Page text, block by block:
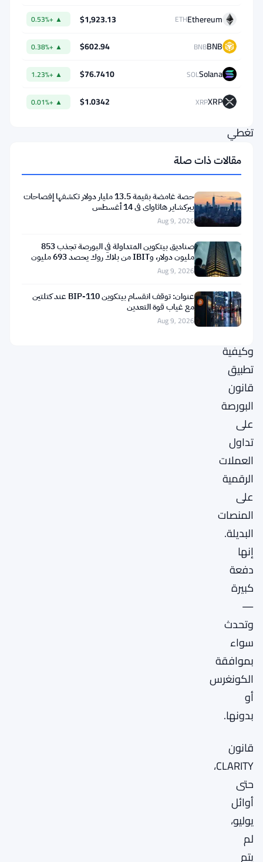
جدول
أعمال
الوكالة
لعام
2026،
تغطي
الأصول
الرقمية،
وما
يجب
على
الوسطاء
الماليين
القيام
وكيفية
تطبيق
قانون
البورصة
على
تداول
العملات
الرقمية
على
المنصات
البديلة.
إنها
دفعة
كبيرة
—
وتحدث
سواء
بموافقة
الكونغرس
أو
بدونها.
قانون
CLARITY،
حتى
أوائل
يوليو،
لم
يتم
Ethereum
ETH
$1,923.13
▲ +0.53%
BNB
BNB
$602.94
▲ +0.38%
Solana
SOL
$76.7410
▲ +1.23%
XRP
XRP
$1.0342
▲ +0.01%
مقالات ذات صلة
حصة غامضة بقيمة 13.5 مليار دولار تكشفها إفصاحات
بيركشاير هاثاواي في 14 أغسطس
Aug 9, 2026
صناديق بيتكوين المتداولة في البورصة تجذب 853
مليون دولار، وIBIT من بلاك روك يحصد 693 مليون
دولار في أسبوع واحد
Aug 9, 2026
عنوان: توقف انقسام بيتكوين BIP-110 عند كتلتين
مع غياب قوة التعدين
Aug 9, 2026